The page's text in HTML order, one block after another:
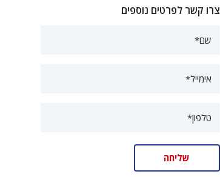
צרו קשר לפרטים נוספים